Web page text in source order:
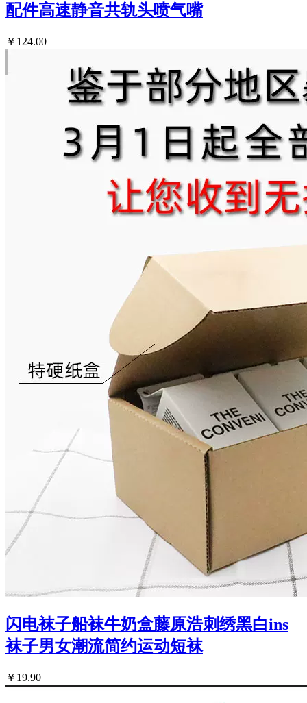
配件高速静音共轨头喷气嘴
￥124.00
闪电袜子船袜牛奶盒藤原浩刺绣黑白ins
袜子男女潮流简约运动短袜
￥19.90